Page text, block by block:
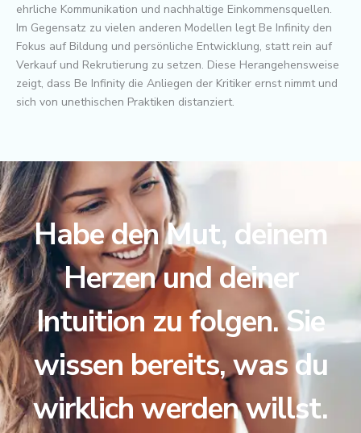
ehrliche Kommunikation und nachhaltige Einkommensquellen.
Im Gegensatz zu vielen anderen Modellen legt Be Infinity den
Fokus auf Bildung und persönliche Entwicklung, statt rein auf
Verkauf und Rekrutierung zu setzen. Diese Herangehensweise
zeigt, dass Be Infinity die Anliegen der Kritiker ernst nimmt und
sich von unethischen Praktiken distanziert.
Habe den Mut, deinem
Herzen und deiner
Intuition zu folgen. Sie
wissen bereits, was du
wirklich werden willst.